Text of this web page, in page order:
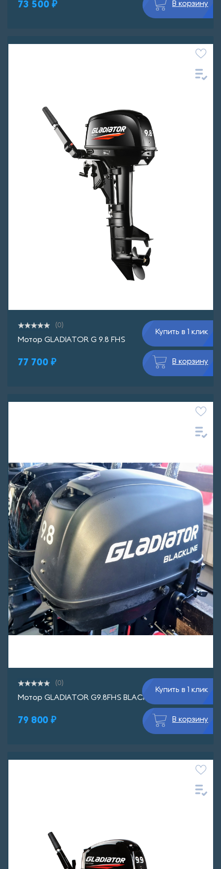
73 500 ₽ В корзину
(0)
Мотор GLADIATOR G 9.8 FHS
77 700 ₽
Купить в 1 клик
В корзину
(0)
Мотор GLADIATOR G9.8FHS BLACKLINE
79 800 ₽
Купить в 1 клик
В корзину